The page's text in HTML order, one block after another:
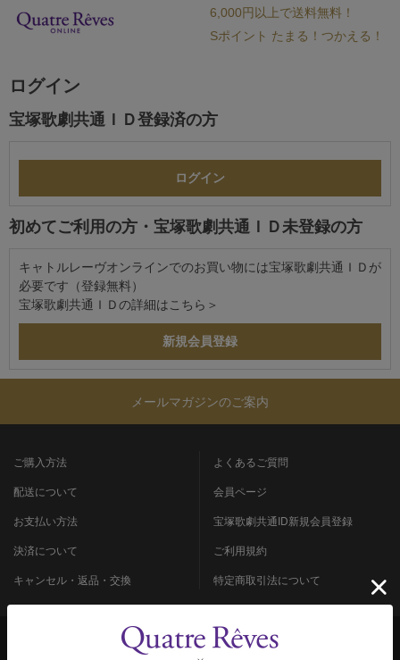
6,000円以上で送料無料！
Sポイント たまる！つかえる！
ログイン
宝塚歌劇共通ＩＤ登録済の方
初めてご利用の方・宝塚歌劇共通ＩＤ未登録の方
キャトルレーヴオンラインでのお買い物には宝塚歌劇共通ＩＤが
必要です（登録無料）
宝塚歌劇共通ＩＤの詳細は こちら＞
メールマガジンのご案内
ご購入方法
配送について
お支払い方法
決済について
キャンセル・返品・交換
よくあるご質問
会員ページ
宝塚歌劇共通ID新規会員登録
ご利用規約
特定商取引法について